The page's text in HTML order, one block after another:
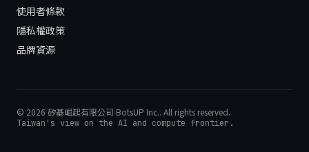
使用者條款
隱私權政策
品牌資源
© 2026 矽基崛起有限公司 BotsUP Inc.. All rights reserved.
Taiwan's view on the AI and compute frontier.